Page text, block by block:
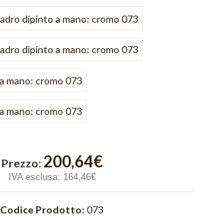
Prezzo: 200,64€
IVA esclusa: 164,46€
Codice Prodotto: 073